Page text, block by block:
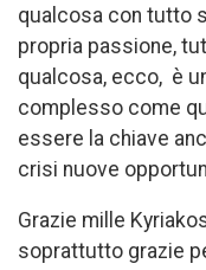
qualcosa con tutto
propria passione,
qualcosa, ecco, è
complesso come
essere la chiave
crisi nuove
Grazie mille
soprattutto grazie